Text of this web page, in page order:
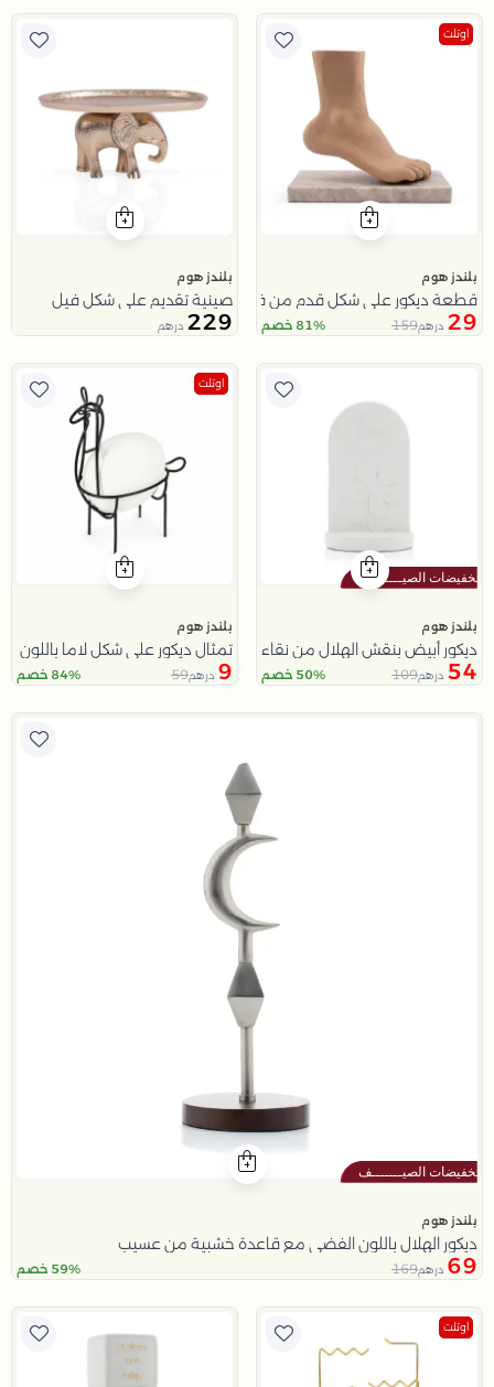
اوتلت
بلندز هوم
قطعة ديكور على شكل قدم من فيولا
29 درهم159 81% خصم
بلندز هوم
صينية تقديم على شكل فيل
229 درهم
بلندز هوم
ديكور أبيض بنقش الهلال من نقاء
54 درهم109 50% خصم
اوتلت
بلندز هوم
تمثال ديكور على شكل لاما باللون
9 درهم59 84% خصم
بلندز هوم
ديكور الهلال باللون الفضي مع قاعدة خشبية من عسيب
69 درهم169 59% خصم
اوتلت